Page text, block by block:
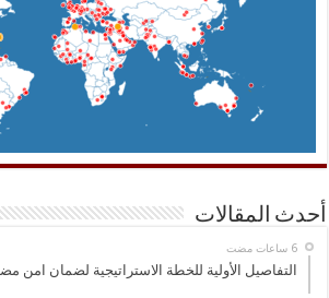
أحدث المقالات
‏6 ساعات مضت
التفاصيل الأولية للخطة الاستراتيجية لضمان امن